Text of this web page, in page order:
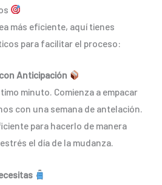
más eficiente, aquí tienes
para facilitar el proceso:
Anticipación
minuto. Comienza a empacar
con una semana de antelación.
para hacerlo de manera
el día de la mudanza.